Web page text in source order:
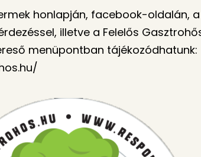
honlapján, facebook-oldalán, a
illetve a Felelős
menüpontban tájékozódhatunk: